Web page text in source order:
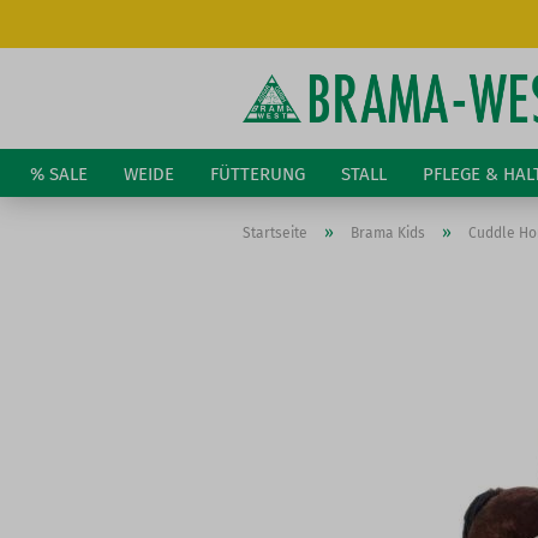
% SALE WEIDE FÜTTERUNG STALL PFLEGE &
Startseite » Brama Kids » Cuddle